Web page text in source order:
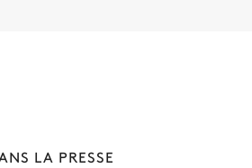
LA PRESSE